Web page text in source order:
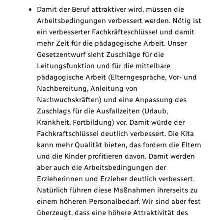
Damit der Beruf attraktiver wird, müssen die
Arbeitsbedingungen verbessert werden. Nötig ist
ein verbesserter Fachkräfteschlüssel und damit
mehr Zeit für die pädagogische Arbeit. Unser
Gesetzentwurf sieht Zuschläge für die
Leitungsfunktion und für die mittelbare
pädagogische Arbeit (Elterngespräche, Vor- und
Nachbereitung, Anleitung von
Nachwuchskräften) und eine Anpassung des
Zuschlags für die Ausfallzeiten (Urlaub,
Krankheit, Fortbildung) vor. Damit würde der
Fachkraftschlüssel deutlich verbessert. Die Kita
kann mehr Qualität bieten, das fordern die Eltern
und die Kinder profitieren davon. Damit werden
aber auch die Arbeitsbedingungen der
Erzieherinnen und Erzieher deutlich verbessert.
Natürlich führen diese Maßnahmen ihrerseits zu
einem höheren Personalbedarf. Wir sind aber fest
überzeugt, dass eine höhere Attraktivität des